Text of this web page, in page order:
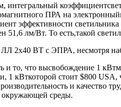
интегральный
ПРА на
эффективности
51,6 лм/Вт. То есть,такой
2х40 ВТ с ЭПРА, несмотря
и то, что высвобождение 1
1 кВткоторой стоит $800 USA,
и качество
окружающей среды.